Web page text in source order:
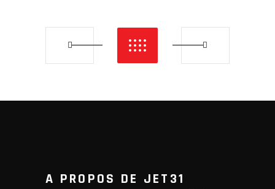
A PROPOS DE JET31